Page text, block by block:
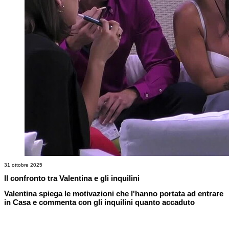
31 ottobre 2025
Il confronto tra Valentina e gli inquilini
Valentina spiega le motivazioni che l'hanno portata ad entrare
in Casa e commenta con gli inquilini quanto accaduto